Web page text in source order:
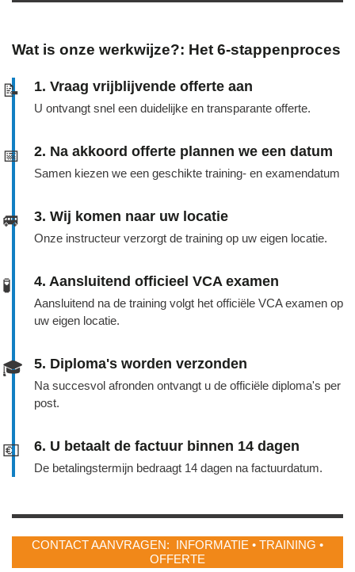
Wat is onze werkwijze?: Het 6-stappenproces
📝 1. Vraag vrijblijvende offerte aan
U ontvangt snel een duidelijke en transparante offerte.
📅 2. Na akkoord offerte plannen we een datum
Samen kiezen we een geschikte training- en examendatum
🚐 3. Wij komen naar uw locatie
Onze instructeur verzorgt de training op uw eigen locatie.
🧪 4. Aansluitend officieel VCA examen
Aansluitend na de training volgt het officiële VCA examen op
uw eigen locatie.
🎓 5. Diploma's worden verzonden
Na succesvol afronden ontvangt u de officiële diploma's per
post.
💶 6. U betaalt de factuur binnen 14 dagen
De betalingstermijn bedraagt 14 dagen na factuurdatum.
CONTACT AANVRAGEN: INFORMATIE • TRAINING •
OFFERTE